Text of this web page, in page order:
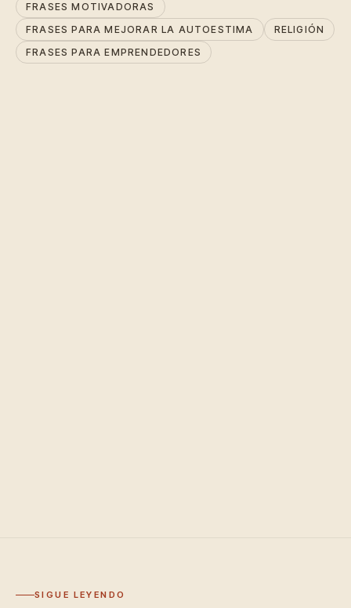
FRASES MOTIVADORAS
FRASES PARA MEJORAR LA AUTOESTIMA
RELIGIÓN
FRASES PARA EMPRENDEDORES
SIGUE LEYENDO